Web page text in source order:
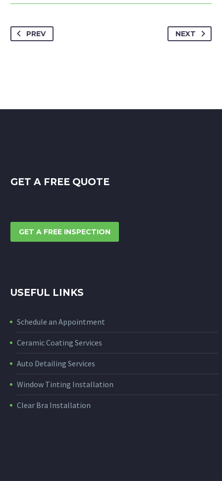
PREV NEXT
GET A FREE QUOTE
GET A FREE INSPECTION
USEFUL LINKS
Schedule an Appointment
Ceramic Coating Services
Auto Detailing Services
Window Tinting Installation
Clear Bra Installation